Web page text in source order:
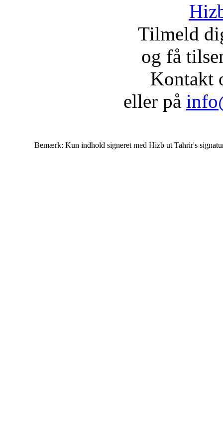
Tilmeld
og få
Kontakt
eller på
Bemærk: Kun indhold signeret med Hizb ut Tahrir's